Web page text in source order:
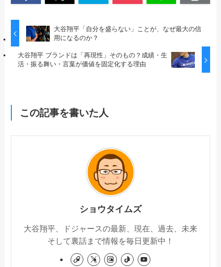
大谷翔平「自分を盛らない」ことが、なぜ最大の信
用になるのか？
大谷翔平 ブランドは「再現性」そのもの？成績・生
活・振る舞い・言葉が価値を固定化する理由
この記事を書いた人
ショウタイムズ
大谷翔平、ドジャースの最新、現在、過去、未来
そして裏話まで情報を毎日更新中！